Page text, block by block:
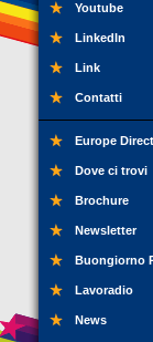
Youtube
LinkedIn
Link
Contatti
Europe
Dove ci trovi
Brochure
Newsletter
Buongiorno
Lavoradio
News